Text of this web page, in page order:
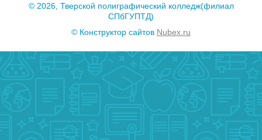
© 2026, Тверской полиграфический колледж(филиал
СПбГУПТД)
© Конструктор сайтов Nubex.ru